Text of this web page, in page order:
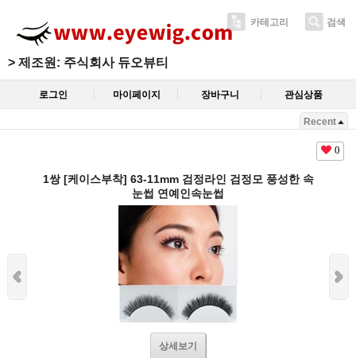
> 제조원: 주식회사 듀오뷰티
카테고리 검색
로그인 마이페이지 장바구니 관심상품
Recent
0
1쌍 [케이스부착] 63-11mm 검정라인 검정모 풍성한 속
눈썹 연예인속눈썹
상세보기